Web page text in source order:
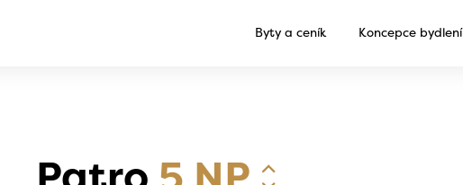
Byty a ceník Koncepce bydlení